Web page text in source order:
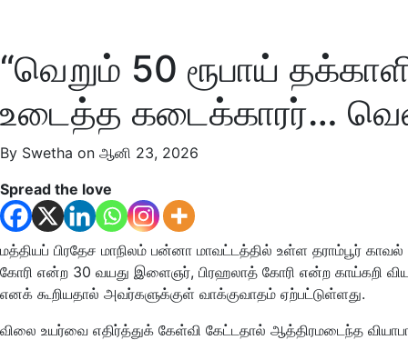
“வெறும் 50 ரூபாய்
உடைத்த கடைக்காரர்…
By Swetha on ஆனி 23, 2026
Spread the love
மத்தியப் பிரதேச மாநிலம் பன்னா மாவட்டத்தில் உள்ள தராம்பூர்
கோரி என்ற 30 வயது இளைஞர், பிரஹலாத் கோரி என்ற காய்கறி
எனக் கூறியதால் அவர்களுக்குள் வாக்குவாதம் ஏற்பட்டுள்ளது.
விலை உயர்வை எதிர்த்துக் கேள்வி கேட்டதால் ஆத்திரமடைந்த